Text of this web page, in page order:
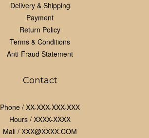
Delivery & Shipping
Payment
Return Policy
Terms & Conditions
Anti-Fraud Statement
Contact
Phone / XX-XXX-XXX-XXX
Hours / XXXX-XXXX
Mail / XXX@XXXX.COM